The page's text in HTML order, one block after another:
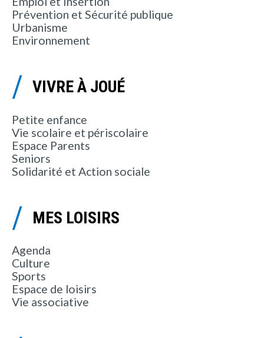
Prévention et Sécurité publique
Urbanisme
Environnement
VIVRE À JOUÉ
Petite enfance
Vie scolaire et périscolaire
Espace Parents
Seniors
Solidarité et Action sociale
MES LOISIRS
Agenda
Culture
Sports
Espace de loisirs
Vie associative